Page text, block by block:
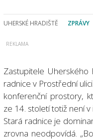
UHERSKÉ HRADIŠTĚ ZPRÁVY
Zastupitele
radnice v Prostřední
konferenční prostory,
ze 14. století totiž není v
Stará radnice je
zrovna neodpovídá.